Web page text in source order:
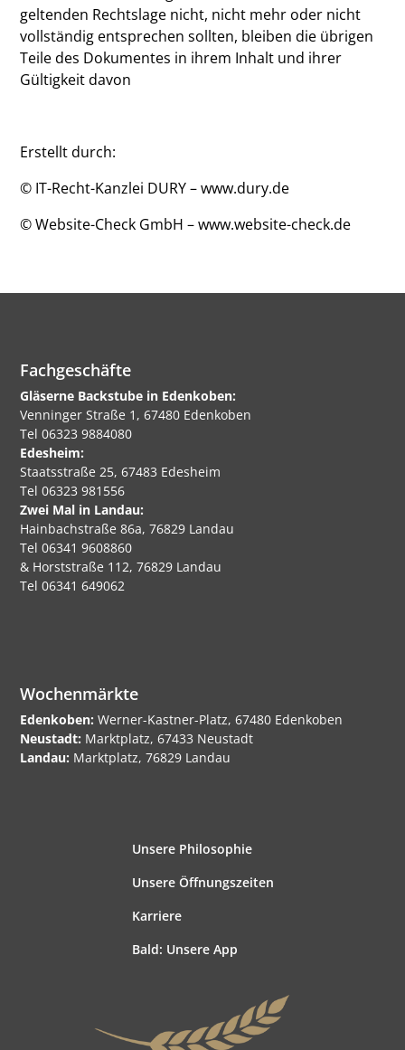
geltenden Rechtslage nicht, nicht mehr oder nicht
vollständig entsprechen sollten, bleiben die übrigen
Teile des Dokumentes in ihrem Inhalt und ihrer
Gültigkeit davon
Erstellt durch:
© IT-Recht-Kanzlei DURY –www.dury.de
© Website-Check GmbH –www.website-check.de
Fachgeschäfte
Gläserne Backstube in Edenkoben:
Venninger Straße 1, 67480 Edenkoben
Tel 06323 9884080
Edesheim:
Staatsstraße 25, 67483 Edesheim
Tel 06323 981556
Zwei Mal in Landau:
Hainbachstraße 86a, 76829 Landau
Tel 06341 9608860
& Horststraße 112, 76829 Landau
Tel 06341 649062
Wochenmärkte
Edenkoben: Werner-Kastner-Platz, 67480 Edenkoben
Neustadt: Marktplatz, 67433 Neustadt
Landau: Marktplatz, 76829 Landau
Unsere Philosophie
Unsere Öffnungszeiten
Karriere
Bald: Unsere App